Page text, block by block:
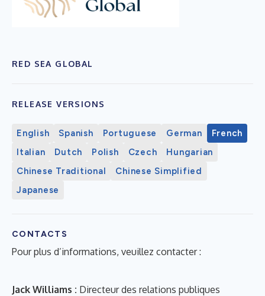
RED SEA GLOBAL
RELEASE VERSIONS
English Spanish Portuguese German
French
Italian
Dutch Polish Czech
Hungarian
Chinese Traditional
Chinese Simplified
Japanese
CONTACTS
Pour plus d’informations, veuillez contacter :
Jack Williams : Directeur des relations publiques